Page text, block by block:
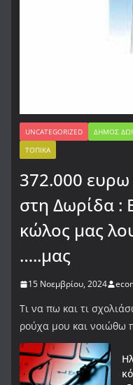
UNCATEGORIZED ΔΉΜΟΣ
ΤΟΠΙΚΆ
372.000 ευρω
στη Δωρίδα :
κώλος μας
…..μας
15 Νοεμβρίου, 2024
Τι να πω και τι
ρούχα μου και νοιώθω